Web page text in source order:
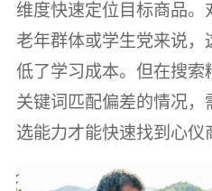
维度快速定位目标商品。
老年群体或学生党来说，
低了学习成本。但在搜索
关键词匹配偏差的情况，
选能力才能快速找到心仪